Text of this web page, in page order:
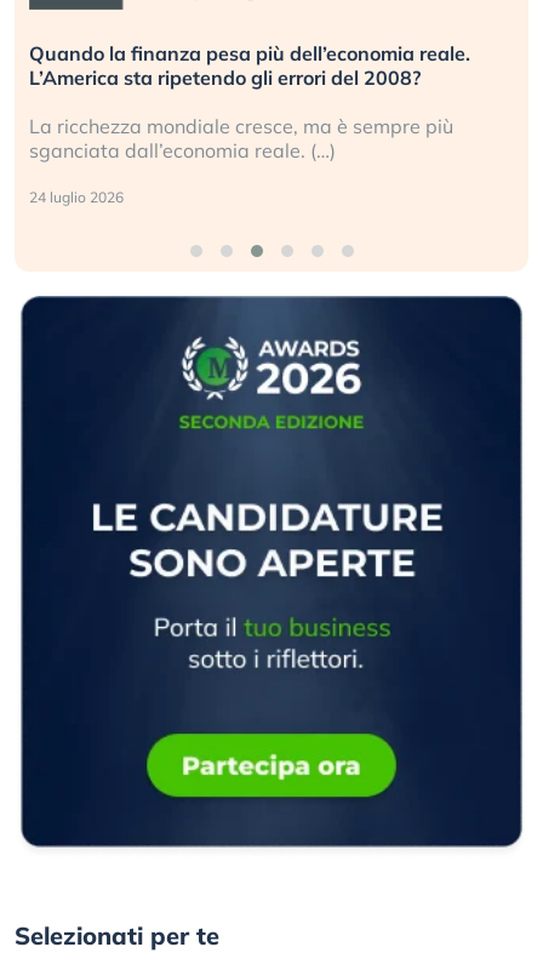
Quando la finanza pesa più dell’economia reale.
L’America sta ripetendo gli errori del 2008?
La ricchezza mondiale cresce, ma è sempre più
sganciata dall’economia reale. (…)
24 luglio 2026
Selezionati per te